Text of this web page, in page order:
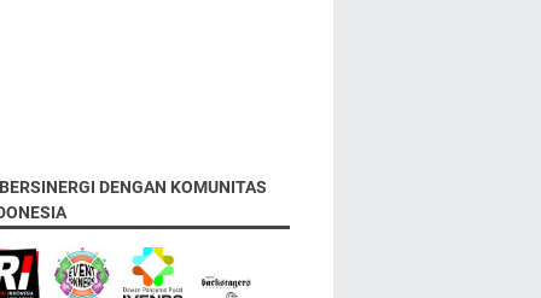
DENGAN KOMUNITAS